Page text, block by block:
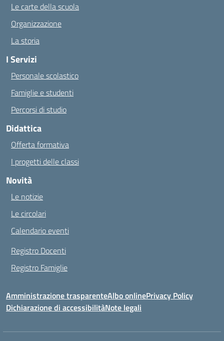
Le carte della scuola
Organizzazione
La storia
I Servizi
Personale scolastico
Famiglie e studenti
Percorsi di studio
Didattica
Offerta formativa
I progetti delle classi
Novità
Le notizie
Le circolari
Calendario eventi
Registro Docenti
Registro Famiglie
Amministrazione trasparenteAlbo onlinePrivacy Policy
Dichiarazione di accessibilitàNote legali